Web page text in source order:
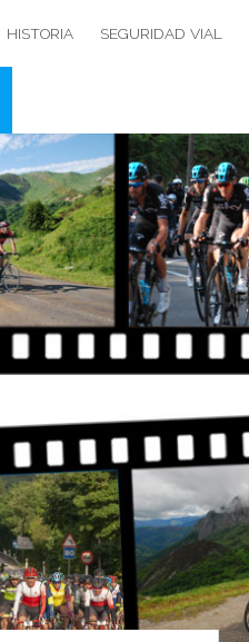
HISTORIA SEGURIDAD VIAL